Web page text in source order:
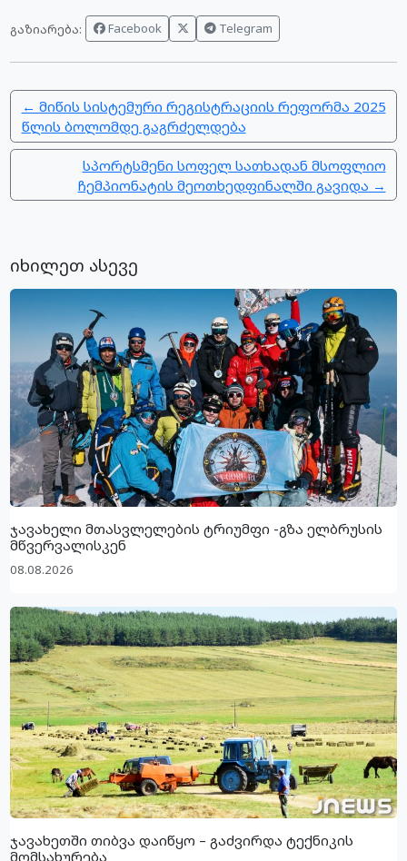
გაზიარება: Facebook Telegram
← მიწის სისტემური რეგისტრაციის რეფორმა 2025
წლის ბოლომდე გაგრძელდება
სპორტსმენი სოფელ სათხადან მსოფლიო
ჩემპიონატის მეოთხედფინალში გავიდა →
იხილეთ ასევე
ჯავახელი მთასვლელების ტრიუმფი -გზა ელბრუსის
მწვერვალისკენ
08.08.2026
ჯავახეთში თიბვა დაიწყო – გაძვირდა ტექნიკის
მომსახურება